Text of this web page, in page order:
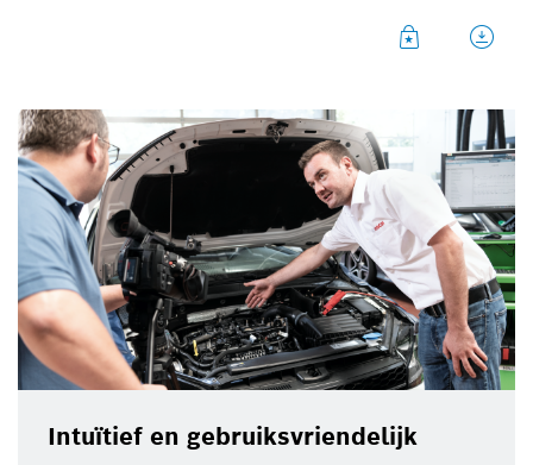
Intuïtief en gebruiksvriendelijk